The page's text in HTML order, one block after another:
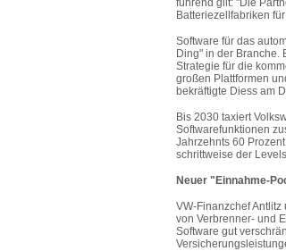
Batteriezellfabriken
Software für das
Ding" in der Branche.
Strategie für die
großen Plattformen
bekräftigte Diess am
Bis 2030 taxiert
Softwarefunktionen
Jahrzehnts 60
schrittweise der
Neuer "Einnahme-
VW-Finanzchef
von Verbrenner- und
Software gut